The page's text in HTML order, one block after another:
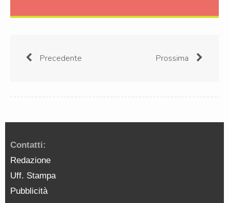
Precedente Prossima
Contatti:
Redazione
Uff. Stampa
Pubblicità